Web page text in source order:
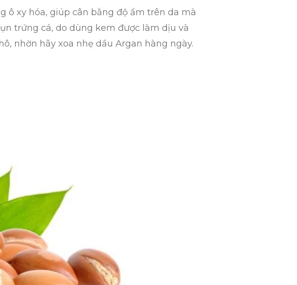
xy hóa, giúp cân bằng độ ẩm trên da mà
trứng cá, do dùng kem được làm dịu và
nhờn hãy xoa nhẹ dầu Argan hàng ngày.